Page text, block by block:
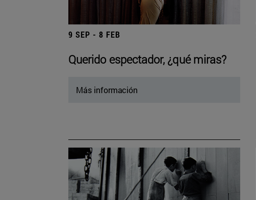
9 SEP - 8 FEB
Querido espectador, ¿qué miras?
Más información